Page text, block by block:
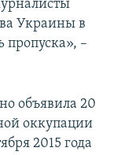
Украины в
пропуска», –
объявила 20
оккупации
2015 года